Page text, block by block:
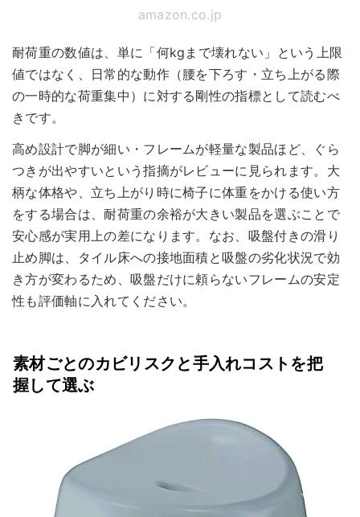
amazon.co.jp
耐荷重の数値は、単に「何kgまで壊れない」という上限
値ではなく、日常的な動作（腰を下ろす・立ち上がる際
の一時的な荷重集中）に対する剛性の指標として読むべ
きです。
高め設計で脚が細い・フレームが軽量な製品ほど、ぐら
つきが出やすいという指摘がレビューに見られます。大
柄な体格や、立ち上がり時に椅子に体重をかける使い方
をする場合は、耐荷重の余裕が大きい製品を選ぶことで
安心感が実用上の差になります。なお、吸盤付きの滑り
止め脚は、タイル床への接地面積と吸盤の劣化状況で効
き方が変わるため、吸盤だけに頼らないフレームの安定
性も評価軸に入れてください。
素材ごとのカビリスクと手入れコストを把
握して選ぶ